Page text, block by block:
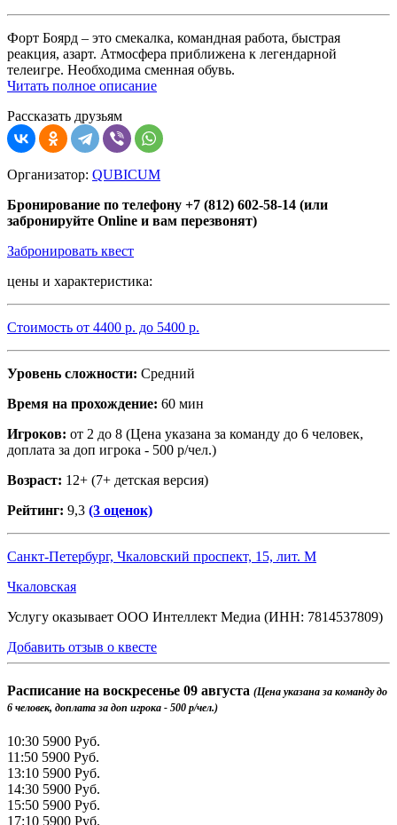
Форт Боярд – это смекалка, командная работа, быстрая
реакция, азарт. Атмосфера приближена к легендарной
телеигре. Необходима сменная обувь.
Читать полное описание
Рассказать друзьям
Организатор: QUBICUM
Бронирование по телефону +7 (812) 602-58-14 (или
забронируйте Online и вам перезвонят)
Забронировать квест
цены и характеристика:
Стоимость от 4400 р. до 5400 р.
Уровень сложности: Средний
Время на прохождение: 60 мин
Игроков: от 2 до 8 (Цена указана за команду до 6 человек,
доплата за доп игрока - 500 р/чел.)
Возраст: 12+ (7+ детская версия)
Рейтинг: 9,3 (3 оценок)
Санкт-Петербург, Чкаловский проспект, 15, лит. М
Чкаловская
Услугу оказывает ООО Интеллект Медиа (ИНН: 7814537809)
Добавить отзыв о квесте
Расписание на воскресенье 09 августа (Цена указана за команду до
6 человек, доплата за доп игрока - 500 р/чел.)
10:30 5900 Руб.
11:50 5900 Руб.
13:10 5900 Руб.
14:30 5900 Руб.
15:50 5900 Руб.
17:10 5900 Руб.